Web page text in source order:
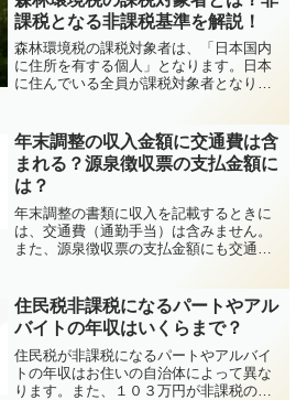
課税となる非課税基準を解説！
森林環境税の課税対象者は、「日本国内
に住所を有する個人」となります。日本
に住んでいる全員が課税対象者となりま
準について詳しく解説します。
年末調整の収入金額に交通費は含
まれる？源泉徴収票の支払金額に
は？
年末調整の書類に収入を記載するときに
は、交通費（通勤手当）は含みません。
また、源泉徴収票の支払金額にも交通費
め、年末調整や源泉徴収票に含まれませ
んが、過剰な交通費の支払いを受けてい
るときは課税対象になることに注意が必
要です。
住民税非課税になるパートやアル
バイトの年収はいくらまで？
住民税が非課税になるパートやアルバイ
トの年収はお住いの自治体によって異な
ります。また、１０３万円が非課税の基